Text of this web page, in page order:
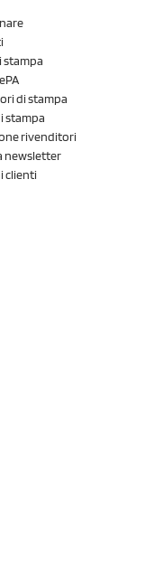
stampa
di stampa
stampa
rivenditori
newsletter
clienti